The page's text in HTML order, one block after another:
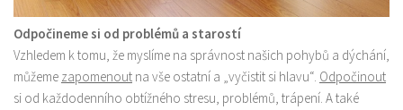
Odpočineme si od problémů a starostí
Vzhledem k tomu, že myslíme na správnost našich pohybů a dýchání,
můžeme zapomenout na vše ostatní a „vyčistit si hlavu“. Odpočinout
si od každodenního obtížného stresu, problémů, trápení. A také